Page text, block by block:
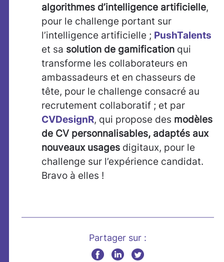
algorithmes d’intelligence artificielle,
pour le challenge portant sur
l’intelligence artificielle ; PushTalents
et sa solution de gamification qui
transforme les collaborateurs en
ambassadeurs et en chasseurs de
tête, pour le challenge consacré au
recrutement collaboratif ; et par
CVDesignR, qui propose des modèles
de CV personnalisables, adaptés aux
nouveaux usages digitaux, pour le
challenge sur l’expérience candidat.
Bravo à elles !
Partager sur :